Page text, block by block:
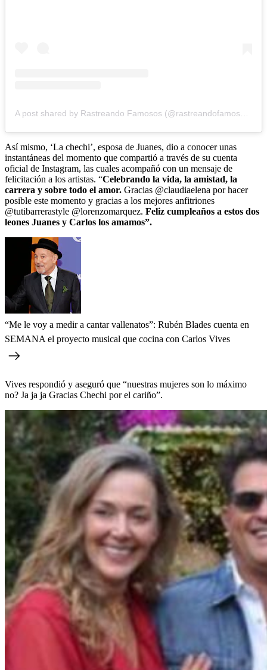
Así mismo, ‘La chechi’, esposa de Juanes, dio a conocer unas
instantáneas del momento que compartió a través de su cuenta
oficial de Instagram, las cuales acompañó con un mensaje de
felicitación a los artistas. “Celebrando la vida, la amistad, la
carrera y sobre todo el amor. Gracias @claudiaelena por hacer
posible este momento y gracias a los mejores anfitriones
@tutibarrerastyle @lorenzomarquez. Feliz cumpleaños a estos dos
leones Juanes y Carlos los amamos”.
“Me le voy a medir a cantar vallenatos”: Rubén Blades cuenta en
SEMANA el proyecto musical que cocina con Carlos Vives
Vives respondió y aseguró que “nuestras mujeres son lo máximo
no? Ja ja ja Gracias Chechi por el cariño”.